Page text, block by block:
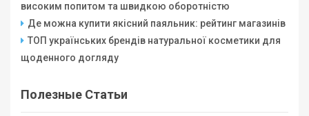
високим попитом та швидкою оборотністю
Де можна купити якісний паяльник: рейтинг магазинів
ТОП українських брендів натуральної косметики для
щоденного догляду
Полезные Статьи